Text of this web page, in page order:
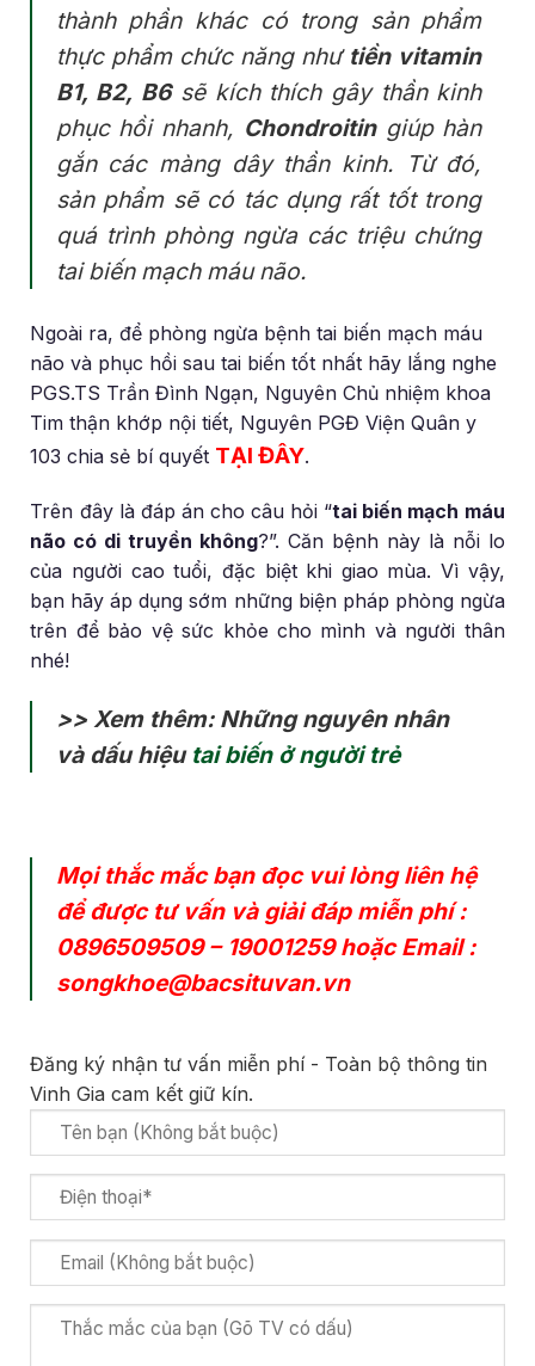
thành phần khác có trong sản phẩm
thực phẩm chức năng như tiền vitamin
B1, B2, B6sẽ kích thích gây thần kinh
phục hồi nhanh, Chondroitingiúp hàn
gắn các màng dây thần kinh. Từ đó,
sản phẩm sẽ có tác dụng rất tốt trong
quá trình phòng ngừa các triệu chứng
tai biến mạch máu não.
Ngoài ra, để phòng ngừa bệnh tai biến mạch máu
não và phục hồi sau tai biến tốt nhất hãy lắng nghe
PGS.TS Trần Đình Ngạn, Nguyên Chủ nhiệm khoa
Tim thận khớp nội tiết, Nguyên PGĐ Viện Quân y
103 chia sẻ bí quyết TẠI ĐÂY.
Trên đây là đáp án cho câu hỏi “tai biến mạch máu
não có di truyền không?”. Căn bệnh này là nỗi lo
của người cao tuổi, đặc biệt khi giao mùa. Vì vậy,
bạn hãy áp dụng sớm những biện pháp phòng ngừa
trên để bảo vệ sức khỏe cho mình và người thân
nhé!
>> Xem thêm: Những nguyên nhân
và dấu hiệu tai biến ở người trẻ
Mọi thắc mắc bạn đọc vui lòng liên hệ
để được tư vấn và giải đáp miễn phí :
0896509509– 19001259hoặc Email :
songkhoe@bacsituvan.vn
Đăng ký nhận tư vấn miễn phí - Toàn bộ thông tin
Vinh Gia cam kết giữ kín.